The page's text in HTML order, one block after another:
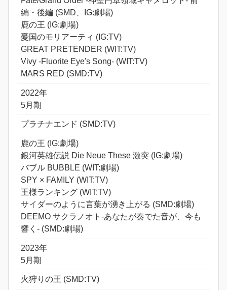
編・後編 (SMD、IG:劇場)
鹿の王 (IG:劇場)
憂国のモリアーティ (IG:TV)
GREAT PRETENDER (WIT:TV)
Vivy -Fluorite Eye's Song- (WIT:TV)
MARS RED (SMD:TV)
2022年
5月期
プラチナエンド (SMD:TV)
鹿の王 (IG:劇場)
銀河英雄伝説 Die Neue These 激突 (IG:劇場)
バブル BUBBLE (WIT:劇場)
SPY × FAMILY (WIT:TV)
王様ランキング (WIT:TV)
サイダーのように言葉が湧き上がる (SMD:劇場)
DEEMO サクラノオト-あなたが奏でた音が、今も
響く- (SMD:劇場)
2023年
5月期
火狩りの王 (SMD:TV)